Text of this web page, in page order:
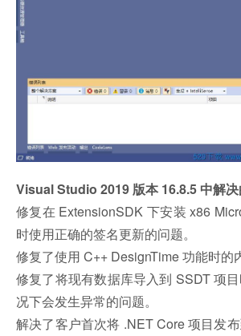
Visual Studio 2019 版本 16.8.5 中解
修复在 ExtensionSDK 下安装 x86
时使用正确的签名更新的问题。
修复了使用 C++ DesignTime 功能时的
修复了将现有数据库导入到 SSDT 项
况下会发生异常的问题。
解决了客户首次将 .NET Core 项目发